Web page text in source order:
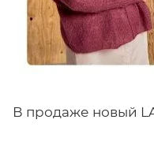
В продаже новый